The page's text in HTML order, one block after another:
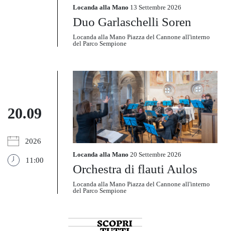
Locanda alla Mano 13 Settembre 2026
Duo Garlaschelli Soren
Locanda alla Mano Piazza del Cannone all'interno
del Parco Sempione
20.09
2026
11:00
Locanda alla Mano 20 Settembre 2026
Orchestra di flauti Aulos
Locanda alla Mano Piazza del Cannone all'interno
del Parco Sempione